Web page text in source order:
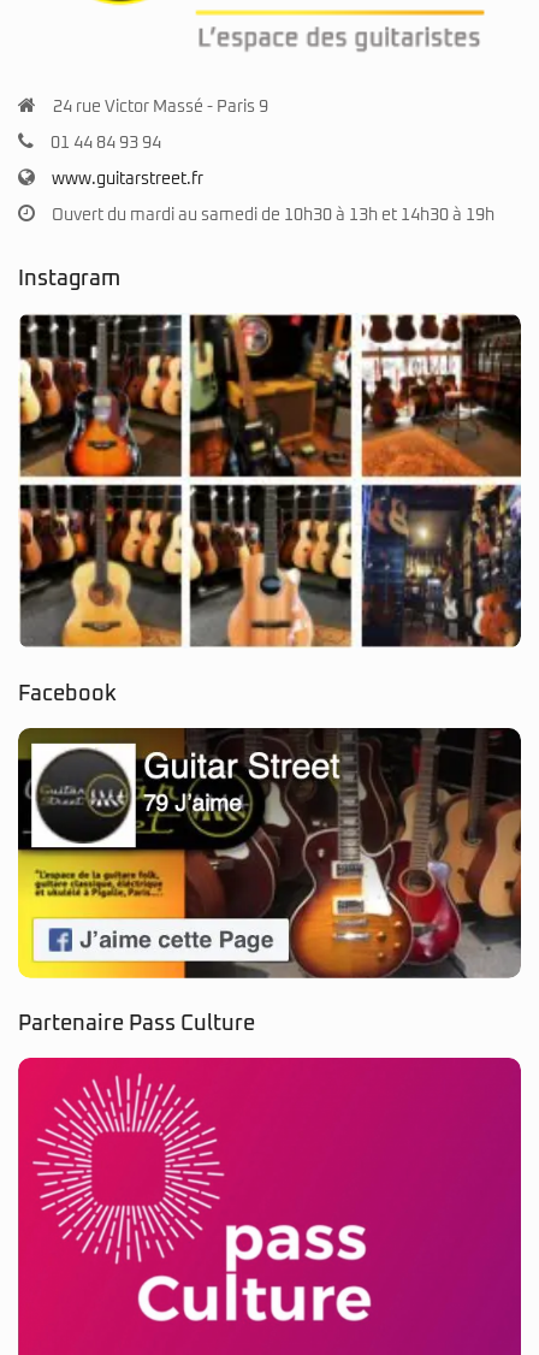
24 rue Victor Massé - Paris 9
01 44 84 93 94
www.guitarstreet.fr
Ouvert du mardi au samedi de 10h30 à 13h et 14h30 à 19h
Instagram
Facebook
Partenaire Pass Culture